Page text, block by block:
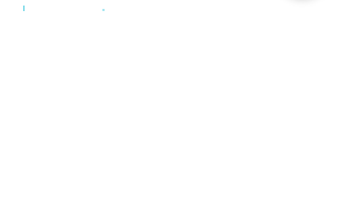
koorconcert